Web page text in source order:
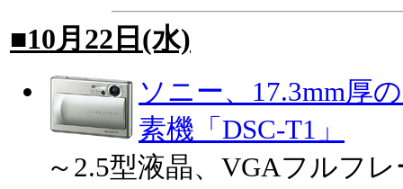
■10月22日(水)
ソニー、17.3mm厚
素機「DSC-T1」
～2.5型液晶、VGAフルフ